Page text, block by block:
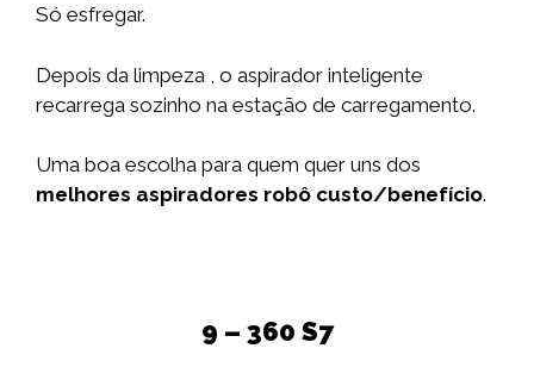
Só esfregar.
Depois da limpeza , o aspirador inteligente
recarrega sozinho na estação de carregamento.
Uma boa escolha para quem quer uns dos
melhores aspiradores robô custo/benefício.
9 – 360 S7